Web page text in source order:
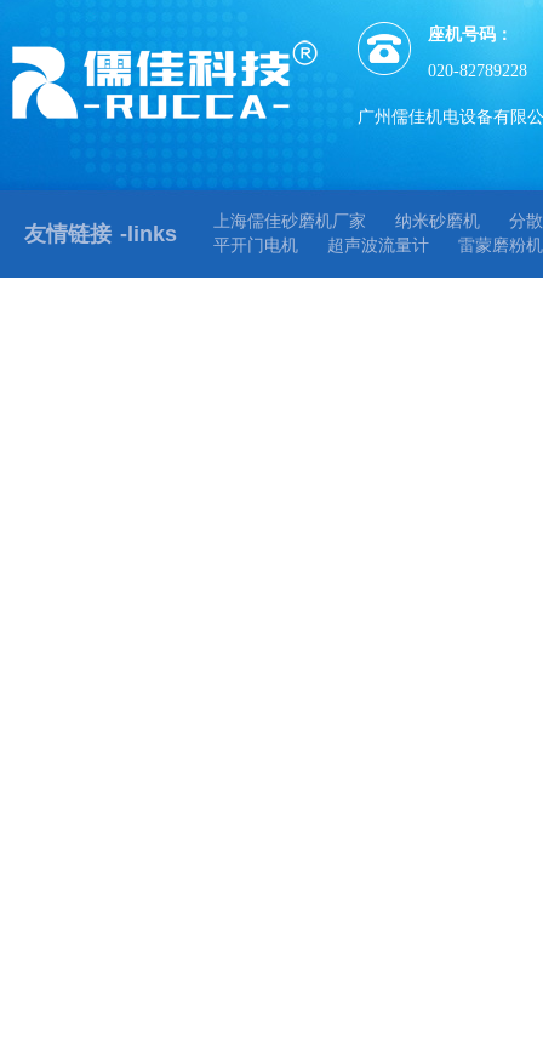
座机号码：
020-82789228
广州儒佳机电设备有限
友情链接 -links
上海儒佳砂磨机厂家 纳米砂磨机
分
平开门电机
超声波流量计 雷蒙磨粉机